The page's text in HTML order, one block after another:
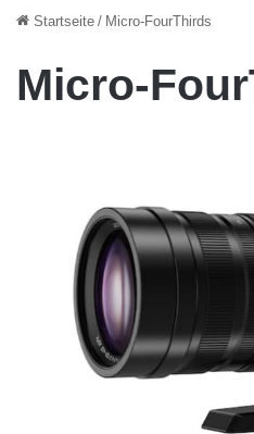
Startseite / Micro-FourThirds
Micro-